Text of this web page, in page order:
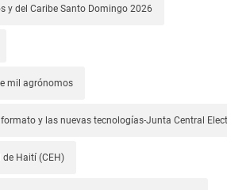
y del Caribe Santo Domingo 2026
mil agrónomos
y las nuevas tecnologías-Junta Central
de Haití (CEH)